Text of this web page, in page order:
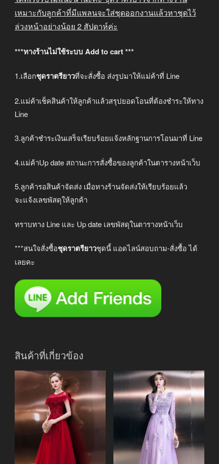
เหมาะกับลูกค้าที่มีแพลนจะใส่ชุดออกงานแล้วหาชุดไว้
ล่วงหน้าอย่างน้อย 2 สัปดาห์ค่ะ
***ทางร้านไม่ใช้ระบบ Add to cart ***
1.เลือกชุดราตรียาวที่จะสั่งซื้อ ส่งรูปมาให้แม่ค้าที่ Line
2.แม่ค้าเช็คสินค้าให้ลูกค้าแล้วสรุปยอดโอนที่ต้องชำระให้ทาง
Line
3.ลูกค้าชำระเงินเสร็จเรียบร้อยแจ้งหลักฐานการโอนมาที่ Line
4.แม่ค้าUp date สถานะการสั่งซื้อของลูกค้าในตารางหน้าเว็บ
5.ลูกค้ารอสินค้าจัดส่ง เมื่อทางร้านจัดส่งให้เรียบร้อยแล้ว
จะแจ้งเลขพัสดุให้ลูกค้า
ทราบทาง Line และ Up date เลขพัสดุในตารางหน้าเว็บ
***สนใจสั่งซื้อชุดราตรียาวชุดนี้ แอดไลน์สอบถาม-สั่งซื้อ ได้
เลยคะ
สินค้าที่เกี่ยวข้อง